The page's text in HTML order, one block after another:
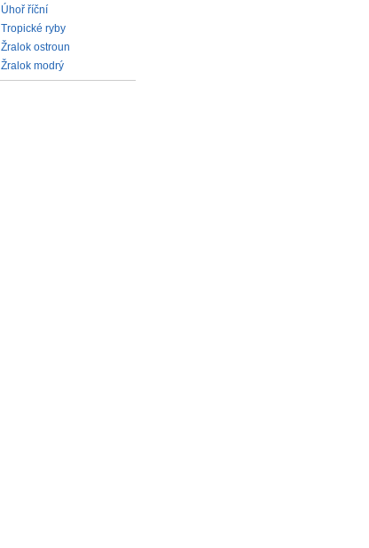
Úhoř říční
Tropické ryby
Žralok ostroun
Žralok modrý